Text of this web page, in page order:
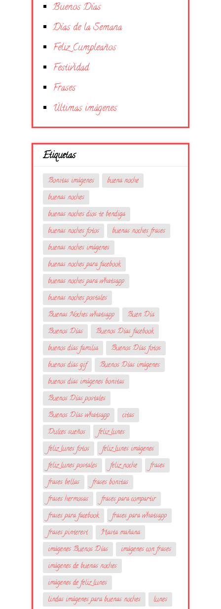
Buenos Días
Días de la Semana
Feliz Cumpleaños
Festividad
Frases
Últimas imágenes
Etiquetas
Bonitas imágenes
buena noche
buenas noches
buenas noches dios te bendiga
buenas noches fotos
buenas noches frases
buenas noches imágenes
buenas noches para facebook
buenas noches para whatsapp
buenas noches postales
Buenas Noches whatsapp
Buen Día
Buenos Días
Buenos Días facebook
buenos días familia
Buenos Días fotos
buenos días gif
Buenos Días imágenes
buenos días imágenes bonitas
Buenos Días postales
Buenos Días whatsapp
citas
Dulces sueños
feliz lunes
feliz lunes fotos
feliz lunes imágenes
feliz lunes postales
feliz noche
frases
frases bellas
frases bonitas
frases hermosas
frases para compartir
frases para facebook
frases para whatsapp
frases pinterest
Hasta mañana
imágenes Buenos Días
imágenes con frases
imágenes de buenas noches
imágenes de feliz lunes
lindas imágenes para buenas noches
lunes